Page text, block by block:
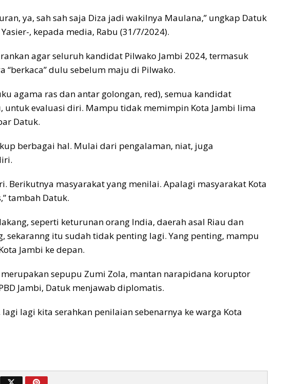
ya, sah sah saja Diza jadi wakilnya Maulana,” ungkap Datuk
, kepada media, Rabu (31/7/2024).
agar seluruh kandidat Pilwako Jambi 2024, termasuk
“berkaca” dulu sebelum maju di Pilwako.
agama ras dan antar golongan, red), semua kandidat
untuk evaluasi diri. Mampu tidak memimpin Kota Jambi lima
Datuk.
berbagai hal. Mulai dari pengalaman, niat, juga
Berikutnya masyarakat yang menilai. Apalagi masyarakat Kota
tambah Datuk.
seperti keturunan orang India, daerah asal Riau dan
sekaranng itu sudah tidak penting lagi. Yang penting, mampu
Jambi ke depan.
merupakan sepupu Zumi Zola, mantan narapidana koruptor
Jambi, Datuk menjawab diplomatis.
lagi lagi kita serahkan penilaian sebenarnya ke warga Kota